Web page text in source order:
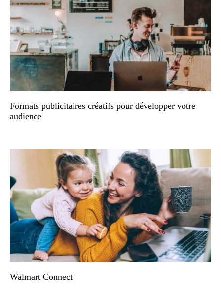
Formats publicitaires créatifs pour développer votre
audience
Walmart Connect